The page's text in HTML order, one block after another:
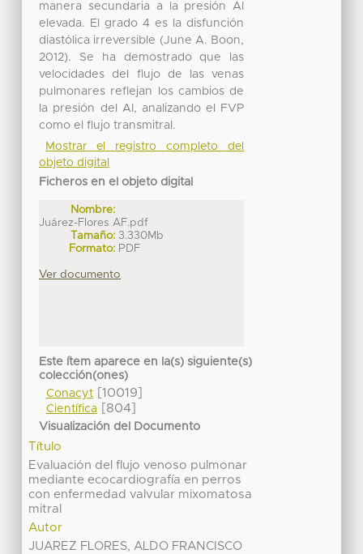
manera secundaria a la presión AI
elevada. El grado 4 es la disfunción
diastólica irreversible (June A. Boon,
2012). Se ha demostrado que las
velocidades del flujo de las venas
pulmonares reflejan los cambios de
la presión del AI, analizando el FVP
como el flujo transmitral.
Mostrar el registro completo del
objeto digital
Ficheros en el objeto digital
Nombre:
Juárez-Flores AF.pdf
Tamaño: 3.330Mb
Formato: PDF
Ver documento
Este ítem aparece en la(s) siguiente(s)
colección(ones)
Conacyt[10019]
Científica[804]
Visualización del Documento
Título
Evaluación del flujo venoso pulmonar
mediante ecocardiografía en perros
con enfermedad valvular mixomatosa
mitral
Autor
JUAREZ FLORES, ALDO FRANCISCO